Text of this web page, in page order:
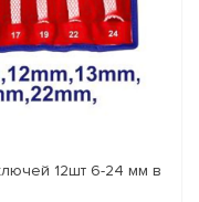
12шт 6-24 мм в